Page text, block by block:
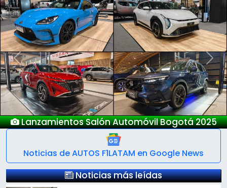
Nuevo Deepal S05
Previous Next
Noticias de AUTOS F1LATAM en Google News
Noticias más leídas